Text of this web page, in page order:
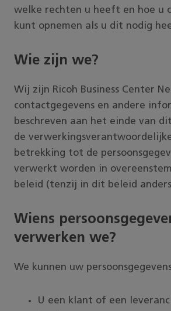
welke rechten u heeft en hoe u
kunt opnemen als u dit nodig
Wie zijn we?
Wij zijn Ricoh Business Center
contactgegevens en andere
beschreven aan het einde van
de
betrekking tot de
verwerkt worden in
beleid (tenzij in dit beleid
Wiens
verwerken we?
We kunnen uw
U een klant of een